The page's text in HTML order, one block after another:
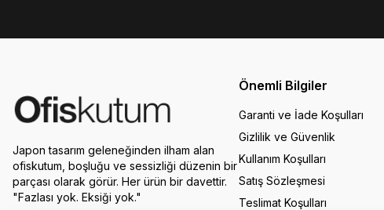
Japon tasarım geleneğinden ilham alan
ofiskutum, boşluğu ve sessizliği düzenin bir
parçası olarak görür. Her ürün bir davettir.
"Fazlası yok. Eksiği yok."
Önemli Bilgiler
Garanti ve İade Koşulları
Gizlilik ve Güvenlik
Kullanım Koşulları
Satış Sözleşmesi
Teslimat Koşulları